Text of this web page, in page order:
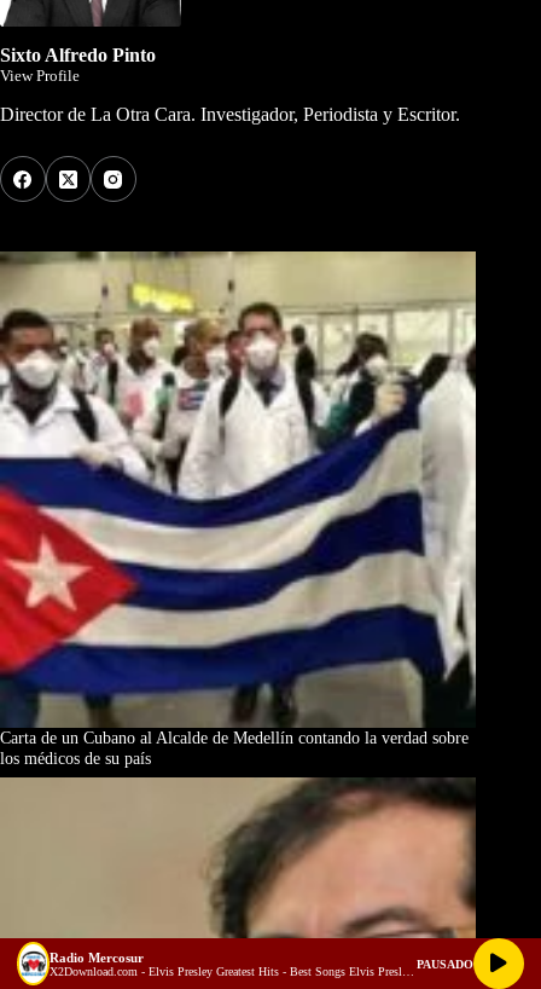
Sixto Alfredo Pinto
View Profile
Director de La Otra Cara. Investigador, Periodista y Escritor.
Carta de un Cubano al Alcalde de Medellín contando la verdad sobre
los médicos de su país
Radio Mercosur PAUSADO